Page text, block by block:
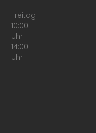
Freitag
10:00
Uhr –
14:00
Uhr